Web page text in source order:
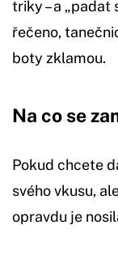
triky – a „padat
řečeno,
boty zklamou.
Na co se
Pokud chcete
svého vkusu,
opravdu je